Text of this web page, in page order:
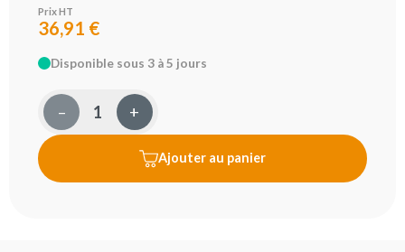
Prix HT
36,91 €
Disponible sous 3 à 5 jours
– +
Ajouter au panier